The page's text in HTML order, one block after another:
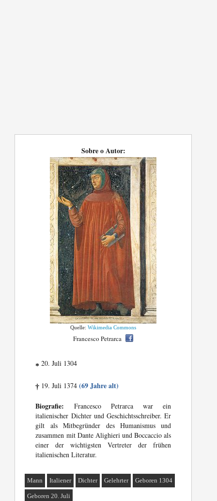
Sobre o Autor:
Quelle:Wikimedia Commons
Francesco Petrarca
* 20. Juli 1304
† 19. Juli 1374(69 Jahre alt)
Biografie: Francesco Petrarca war ein
italienischer Dichter und Geschichtsschreiber. Er
gilt als Mitbegründer des Humanismus und
zusammen mit Dante Alighieri und Boccaccio als
einer der wichtigsten Vertreter der frühen
italienischen Literatur.
Mann Italiener Dichter Gelehrter Geboren 1304
Geboren 20. Juli